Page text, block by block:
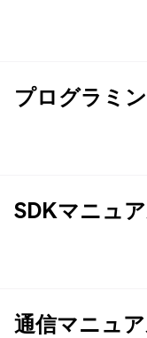
プログラミ
SDKマニュ
通信マニュ